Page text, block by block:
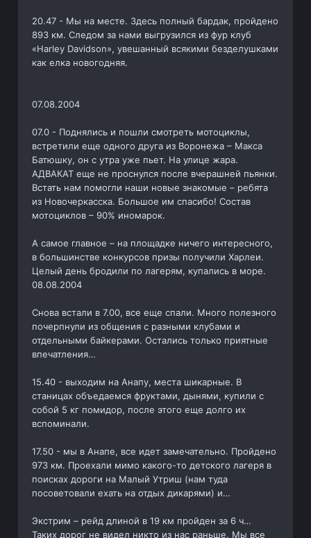
20.47 - Мы на месте. Здесь полный бардак, пройдено
893 км. Следом за нами выгрузился из фур клуб
«Harley Davidson», увешанный всякими безделушками
как елка новогодняя.
07.08.2004
07.0 - Поднялись и пошли смотреть мотоциклы,
встретили еще одного друга из Воронежа – Макса
Батюшку, он с утра уже пьет. На улице жара.
АДВАКАТ еще не проснулся после вчерашней пьянки.
Встать нам помогли наши новые знакомые – ребята
из Новочеркасска. Большое им спасибо! Состав
мотоциклов – 90% иномарок.
А самое главное – на площадке ничего интересного,
в большинстве конкурсов призы получили Харлеи.
Целый день бродили по лагерям, купались в море.
08.08.2004
Снова встали в 7.00, все еще спали. Много полезного
почерпнули из общения с разными клубами и
отдельными байкерами. Остались только приятные
впечатления…
15.40 - выходим на Анапу, места шикарные. В
станицах объедаемся фруктами, дынями, купили с
собой 5 кг помидор, после этого еще долго их
вспоминали.
17.50 - мы в Анапе, все идет замечательно. Пройдено
973 км. Проехали мимо какого-то детского лагеря в
поисках дороги на Малый Утриш (нам туда
посоветовали ехать на отдых дикарями) и…
Экстрим – рейд длиной в 19 км пройден за 6 ч…
Таких дорог не видел никто из нас раньше. Мы все